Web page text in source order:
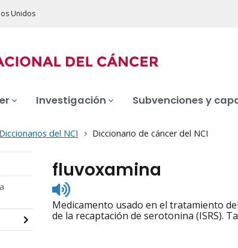
Unidos
Investigación Subvenciones y
Diccionarios del NCI Diccionario de cáncer del NCI
fluvoxamina
Listen
to
pronunciation
Medicamento usado en el tratamiento
de la recaptación de serotonina (ISRS).